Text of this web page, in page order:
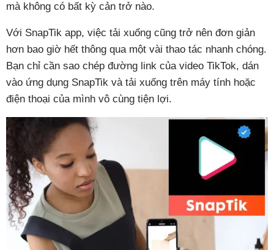
mà không có bất kỳ cản trở nào.
Với SnapTik app, việc tải xuống cũng trở nên đơn giản
hơn bao giờ hết thông qua một vài thao tác nhanh chóng.
Bạn chỉ cần sao chép đường link của video TikTok, dán
vào ứng dụng SnapTik và tải xuống trên máy tính hoặc
điện thoại của mình vô cùng tiện lợi.